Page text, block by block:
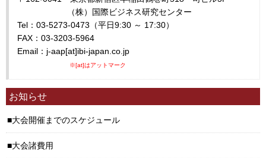
（株）国際ビジネス研究センター
Tel：03-5273-0473（平日9:30 ～ 17:30）
FAX：03-3203-5964
Email：j-aap[at]ibi-japan.co.jp
※[at]はアットマーク
お知らせ
大会開催までのスケジュール
大会諸費用